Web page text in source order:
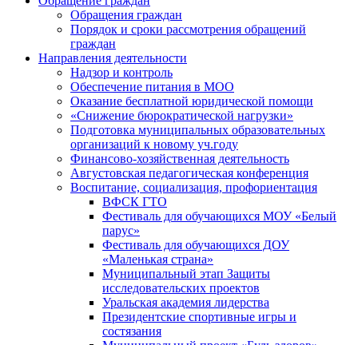
Обращения граждан
Порядок и сроки рассмотрения обращений
граждан
Направления деятельности
Надзор и контроль
Обеспечение питания в МОО
Оказание бесплатной юридической помощи
«Снижение бюрократической нагрузки»
Подготовка муниципальных образовательных
организаций к новому уч.году
Финансово-хозяйственная деятельность
Августовская педагогическая конференция
Воспитание, социализация, профориентация
ВФСК ГТО
Фестиваль для обучающихся МОУ «Белый
парус»
Фестиваль для обучающихся ДОУ
«Маленькая страна»
Муниципальный этап Защиты
исследовательских проектов
Уральская академия лидерства
Президентские спортивные игры и
состязания